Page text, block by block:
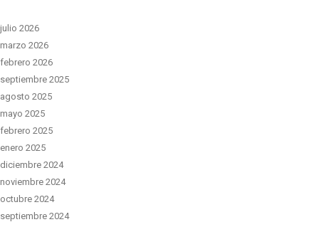
julio 2026
marzo 2026
febrero 2026
septiembre 2025
agosto 2025
mayo 2025
febrero 2025
enero 2025
diciembre 2024
noviembre 2024
octubre 2024
septiembre 2024